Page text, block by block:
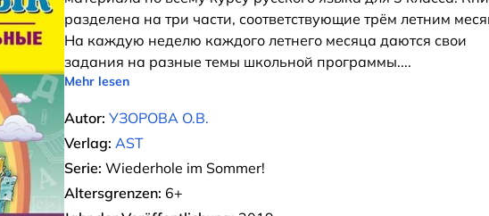
разделена на три части, соответствующие трём летним
На каждую неделю каждого летнего месяца даются свои
задания на разные темы школьной программы....
Mehr lesen
Autor: УЗОРОВА О.В.
Verlag: AST
Serie: Wiederhole im Sommer!
Altersgrenzen: 6+